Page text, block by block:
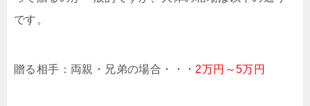
です。
贈る相手：両親・兄弟の場合・・・ 2万円～5万円